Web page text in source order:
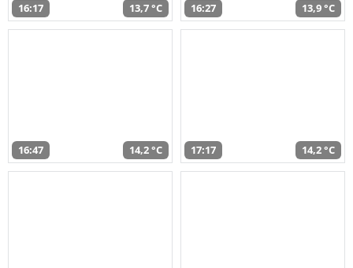
16:17 13,7 °C 16:27 13,9 °C
16:47 14,2 °C 17:17 14,2 °C